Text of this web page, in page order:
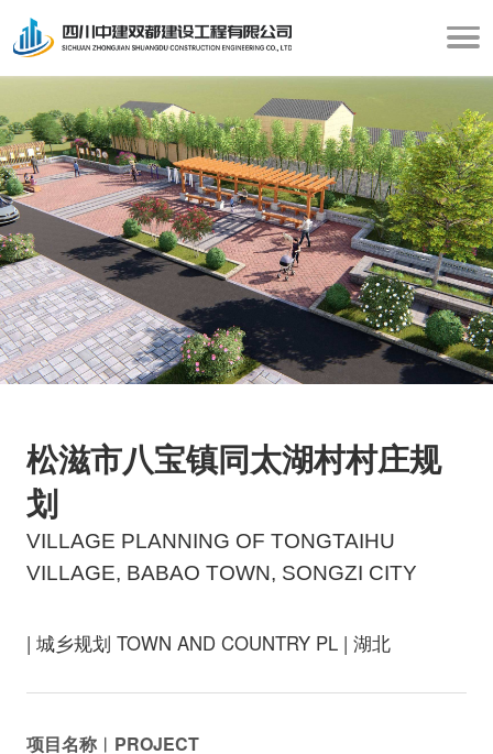
松滋市八宝镇同太湖村村庄规
划
VILLAGE PLANNING OF TONGTAIHU
VILLAGE, BABAO TOWN, SONGZI CITY
| 城乡规划 TOWN AND COUNTRY PL | 湖北
项目名称︱PROJECT